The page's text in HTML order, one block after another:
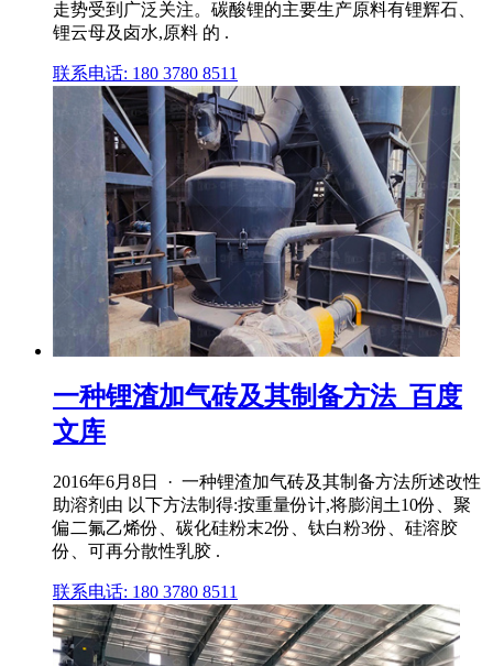
走势受到广泛关注。碳酸锂的主要生产原料有锂辉石、
锂云母及卤水,原料 的 .
联系电话: 180 3780 8511
一种锂渣加气砖及其制备方法_百度
文库
2016年6月8日 · 一种锂渣加气砖及其制备方法所述改性
助溶剂由 以下方法制得:按重量份计,将膨润土10份、聚
偏二氟乙烯份、碳化硅粉末2份、钛白粉3份、硅溶胶
份、可再分散性乳胶 .
联系电话: 180 3780 8511